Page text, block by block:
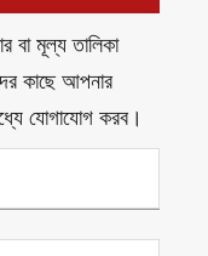
বা মূল্য তালিকা
কাছে আপনার
যোগাযোগ করব।